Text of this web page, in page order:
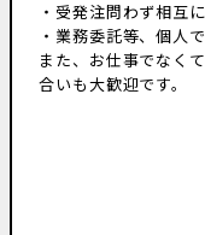
・受発注問わず相互
・業務委託等、個人
また、お仕事でなく
合いも大歓迎です。